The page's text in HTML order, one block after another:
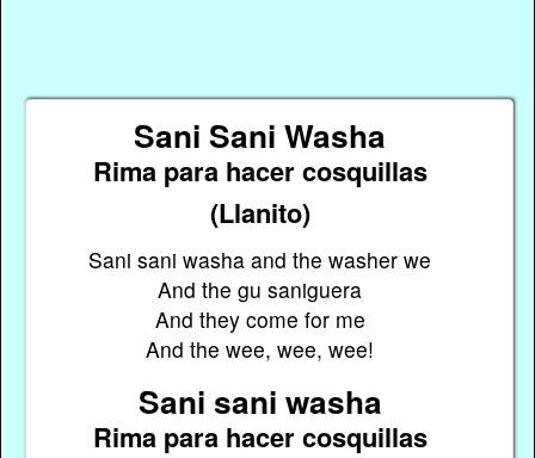
Sani Sani Washa
Rima para hacer cosquillas
(Llanito)
Sani sani washa and the washer we
And the gu saniguera
And they come for me
And the wee, wee, wee!
Sani sani washa
Rima para hacer cosquillas